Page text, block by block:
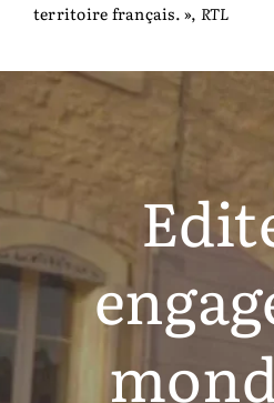
territoire français. », RTL